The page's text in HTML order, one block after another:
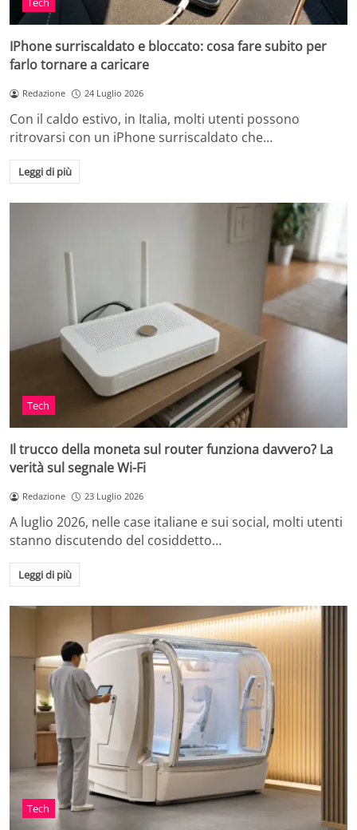
IPhone surriscaldato e bloccato: cosa fare subito per
farlo tornare a caricare
Redazione 24 Luglio 2026
Con il caldo estivo, in Italia, molti utenti possono
ritrovarsi con un iPhone surriscaldato che…
Leggi di più
Tech
Il trucco della moneta sul router funziona davvero? La
verità sul segnale Wi-Fi
Redazione 23 Luglio 2026
A luglio 2026, nelle case italiane e sui social, molti utenti
stanno discutendo del cosiddetto…
Leggi di più
Tech